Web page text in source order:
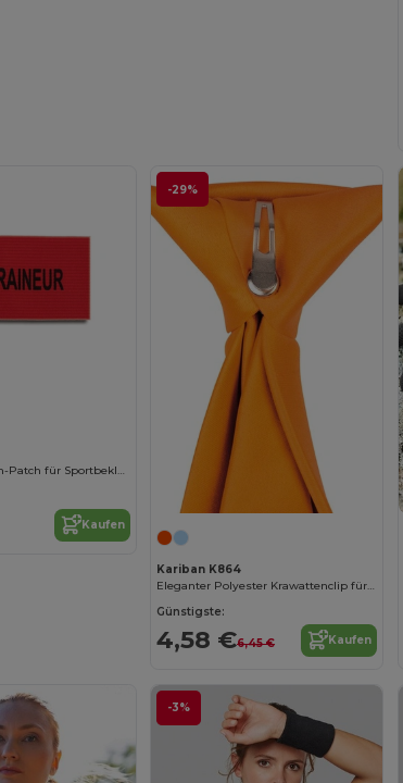
Vielseitiger Team-Patch für Sportbekleidung
Kaufen
-29%
Kariban K864
Eleganter Polyester Krawattenclip für Herren
Günstigste:
4,58 €6,45 € Kaufen
-3%